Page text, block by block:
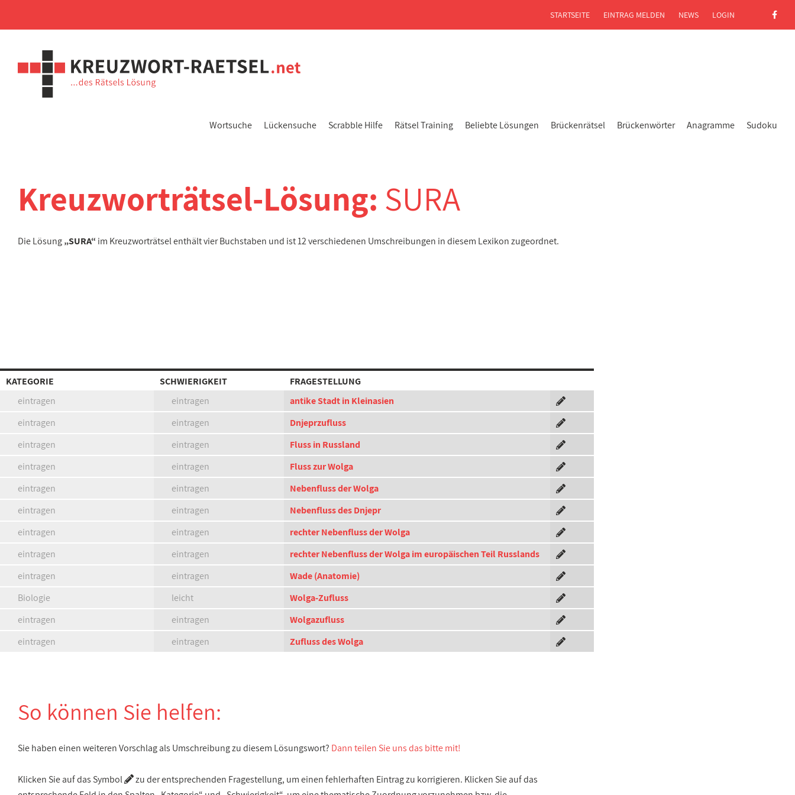
Wortsuche Lückensuche Scrabble Hilfe Rätsel Training Beliebte Lösungen Brückenrätsel Brückenwörter Anagramme Sudoku
STARTSEITE EINTRAG MELDEN NEWS LOGIN
Kreuzworträtsel-Lösung: SURA
Die Lösung„SURA“ im Kreuzworträtsel enthält vier Buchstaben und ist 12 verschiedenen Umschreibungen in diesem Lexikon zugeordnet.
KATEGORIE SCHWIERIGKEIT
FRAGESTELLUNG
eintragen
eintragen
antike Stadt in Kleinasien
eintragen
eintragen
Dnjeprzufluss
eintragen
eintragen
Fluss in Russland
eintragen
eintragen
Fluss zur Wolga
eintragen
eintragen
Nebenfluss der Wolga
eintragen
eintragen
Nebenfluss des Dnjepr
eintragen
eintragen
rechter Nebenfluss der Wolga
eintragen
eintragen
rechter Nebenfluss der Wolga im europäischen Teil Russlands
eintragen
eintragen
Wade (Anatomie)
Biologie
leicht
Wolga-Zufluss
eintragen
eintragen
Wolgazufluss
eintragen
eintragen Zufluss des Wolga
So können Sie helfen:
Sie haben einen weiteren Vorschlag als Umschreibung zu diesem Lösungswort? Dann teilen Sie uns das bitte mit!
Klicken Sie auf das Symbol
zu der entsprechenden Fragestellung, um einen fehlerhaften Eintrag zu korrigieren. Klicken Sie auf das